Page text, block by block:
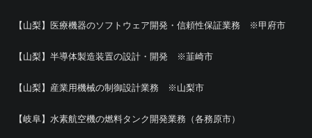
【山梨】医療機器のソフトウェア開発・信頼性保証業務 ※甲府市
【山梨】半導体製造装置の設計・開発 ※韮崎市
【山梨】産業用機械の制御設計業務 ※山梨市
【岐阜】水素航空機の燃料タンク開発業務（各務原市）